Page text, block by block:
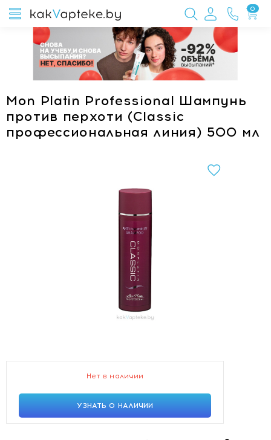
0
Mon Platin Professional Шампунь
против перхоти (Classic
профессиональная линия) 500 мл
Нет в наличии
УЗНАТЬ О НАЛИЧИИ